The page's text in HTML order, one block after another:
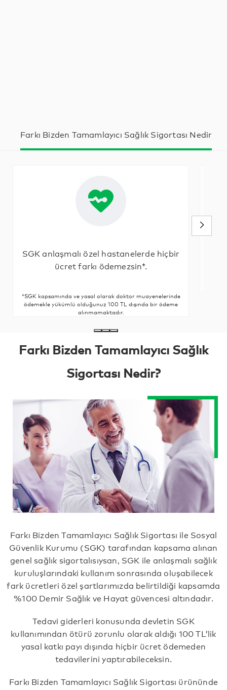
Farkı Bizden Tamamlayıcı Sağlık Sigortası Nedir?
SGK anlaşmalı özel hastanelerde hiçbir
ücret farkı ödemezsin*.
*SGK kapsamında ve yasal olarak doktor muayenelerinde
ödemekle yükümlü olduğunuz 100 TL dışında bir ödeme
alınmamaktadır.
Farkı Bizden Tamamlayıcı Sağlık
Sigortası Nedir?
Farkı Bizden Tamamlayıcı Sağlık Sigortası ile Sosyal
Güvenlik Kurumu (SGK) tarafından kapsama alınan
genel sağlık sigortalısıysan, SGK ile anlaşmalı sağlık
kuruluşlarındaki kullanım sonrasında oluşabilecek
fark ücretleri özel şartlarımızda belirtildiği kapsamda
%100 Demir Sağlık ve Hayat güvencesi altındadır.
Tedavi giderleri konusunda devletin SGK
kullanımından ötürü zorunlu olarak aldığı 100 TL’lik
yasal katkı payı dışında hiçbir ücret ödemeden
tedavilerini yaptırabileceksin.
Farkı Bizden Tamamlayıcı Sağlık Sigortası ürününde